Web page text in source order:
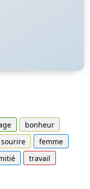
bonheur
sourire
femme
travail